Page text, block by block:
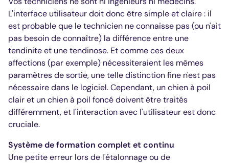
L'interface utilisateur doit donc être simple et claire : il
est probable que le technicien ne connaisse pas (ou n'ait
pas besoin de connaître) la différence entre une
tendinite et une tendinose. Et comme ces deux
affections (par exemple) nécessiteraient les mêmes
paramètres de sortie, une telle distinction fine n'est pas
nécessaire dans le logiciel. Cependant, un chien à poil
clair et un chien à poil foncé doivent être traités
différemment, et l'interaction avec l'utilisateur est donc
cruciale.
Système de formation complet et continu
Une petite erreur lors de l'étalonnage ou de